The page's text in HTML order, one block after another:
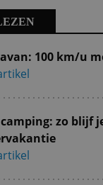
100 km/u
zo blijf